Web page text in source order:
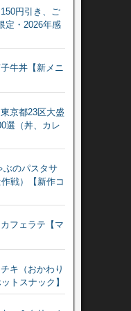
円引き、ご
定・2026年感
牛丼【新メニ
京都23区大盛
選（丼、カレ
ぶのパスタサ
戦）【新作コ
フェラテ【マ
キ（おかわり
トスナック】